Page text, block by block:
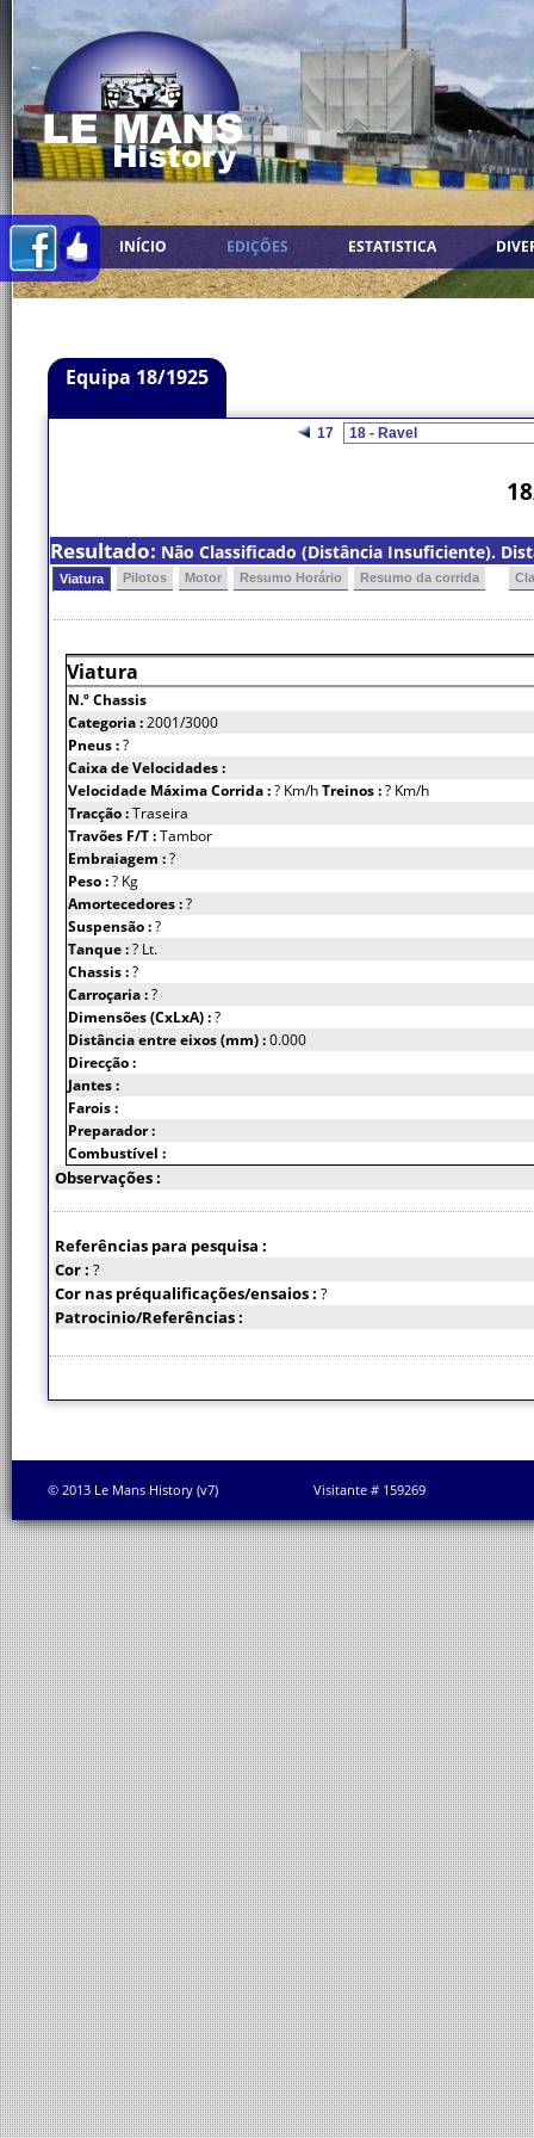
INÍCIO EDIÇÕES ESTATISTICA
Equipa 18/1925
17
Resultado: Não Classificado (Distância Insuficiente).
Viatura Pilotos Motor Resumo Horário Resumo da corrida
Viatura
N.º Chassis
Categoria :2001/3000
Pneus :?
Caixa de Velocidades :
Velocidade Máxima Corrida :? Km/hTreinos :? Km/h
Tracção :Traseira
Travões F/T :Tambor
Embraiagem :?
Peso :? Kg
Amortecedores :?
Suspensão :?
Tanque :? Lt.
Chassis :?
Carroçaria :?
Dimensões (CxLxA) :?
Distância entre eixos (mm) :0.000
Direcção :
Jantes :
Farois :
Preparador :
Combustível :
Observações :
Referências para pesquisa :
Cor : ?
Cor nas préqualificações/ensaios : ?
Patrocinio/Referências :
© 2013 Le Mans History (v7) Visitante # 159269